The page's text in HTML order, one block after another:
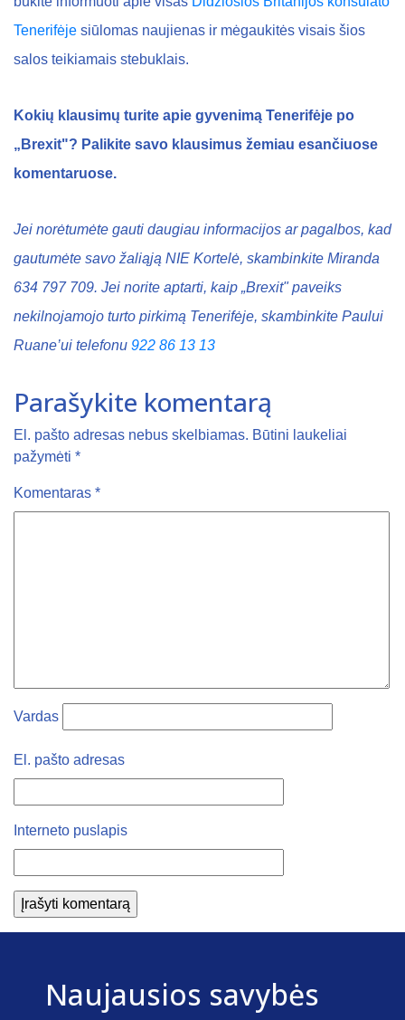
Tenerifėje siūlomas naujienas ir mėgaukitės visais šios
salos teikiamais stebuklais.
Kokių klausimų turite apie gyvenimą Tenerifėje po
„Brexit"? Palikite savo klausimus žemiau esančiuose
komentaruose.
Jei norėtumėte gauti daugiau informacijos ar pagalbos, kad
gautumėte savo žaliąją NIE Kortelė, skambinkite Miranda
634 797 709. Jei norite aptarti, kaip „Brexit" paveiks
nekilnojamojo turto pirkimą Tenerifėje, skambinkite Paului
Ruane’ui telefonu 922 86 13 13
Parašykite komentarą
El. pašto adresas nebus skelbiamas. Būtini laukeliai
pažymėti *
Komentaras *
Vardas
El. pašto adresas
Interneto puslapis
Naujausios savybės